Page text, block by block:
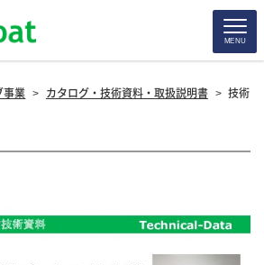
MENU
事業 > カタログ・技術資料・取扱説明書 > 技術